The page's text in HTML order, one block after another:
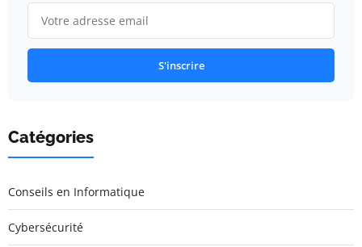
S'inscrire
Catégories
Conseils en Informatique
Cybersécurité